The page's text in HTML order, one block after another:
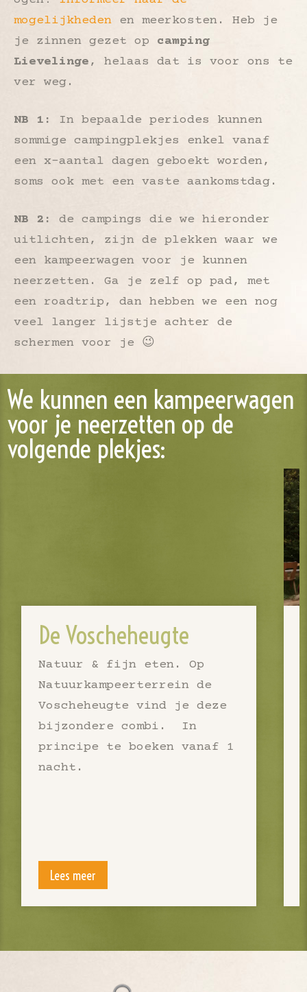
mogelijkheden en meerkosten. Heb je
je zinnen gezet op camping
Lievelinge , helaas dat is voor ons te
ver weg.
NB 1: In bepaalde periodes kunnen
sommige campingplekjes enkel vanaf
een x-aantal dagen geboekt worden,
soms ook met een vaste aankomstdag.
NB 2:
de campings die we hieronder
uitlichten, zijn de plekken waar we
een kampeerwagen voor je kunnen
neerzetten. Ga je zelf op pad, met
een roadtrip, dan hebben we een nog
veel langer lijstje achter de
schermen voor je 😉
We kunnen een kampeerwagen
voor je neerzetten op de
volgende plekjes:
De Voscheheugte
Natuur & fijn eten. Op
Natuurkampeerterrein de
Voscheheugte vind je deze
bijzondere combi. In
principe te boeken vanaf 1
nacht.
Lees meer